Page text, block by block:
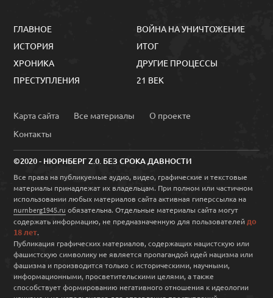
ГЛАВНОЕ
ИСТОРИЯ
ХРОНИКА
ПРЕСТУПЛЕНИЯ
ВОЙНА НА УНИЧТОЖЕНИЕ
ИТОГ
ДРУГИЕ ПРОЦЕССЫ
21 ВЕК
Карта сайта Все материалы
О проекте
Контакты
©2020 - НЮРНБЕРГ Z.0. БЕЗ СРОКА ДАВНОСТИ
Все права на публикуемые аудио, видео, графические и текстовые
материалы принадлежат их владельцам. При полном или частичном
использовании любых материалов сайта активная гиперссылка на
nurnberg1945.ru обязательна. Отдельные материалы сайта могут
содержать информацию, не предназначенную для пользователей до
18 лет.
Публикация графических материалов, содержащих нацистскую или
фашистскую символику не является пропагандой идей нацизма или
фашизма и производится только с историческими, научными,
информационными, просветительскими целями, а также
способствует формированию негативного отношения к идеологии